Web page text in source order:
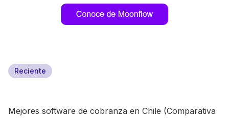
Reciente
Mejores software de cobranza en Chile (Comparativa